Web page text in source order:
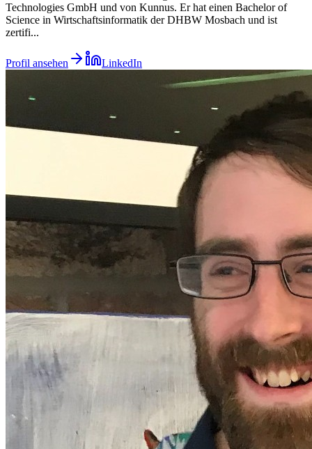
Technologies GmbH und von Kunnus. Er hat einen Bachelor of
Science in Wirtschaftsinformatik der DHBW Mosbach und ist
zertifi...
Profil ansehen LinkedIn